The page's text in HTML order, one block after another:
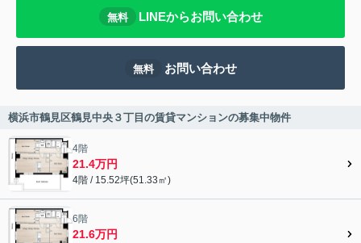
無料 LINEからお問い合わせ
無料 お問い合わせ
横浜市鶴見区鶴見中央３丁目の賃貸マンションの募集中物件
4階
21.4万円
4階 / 15.52坪(51.33㎡)
6階
21.6万円